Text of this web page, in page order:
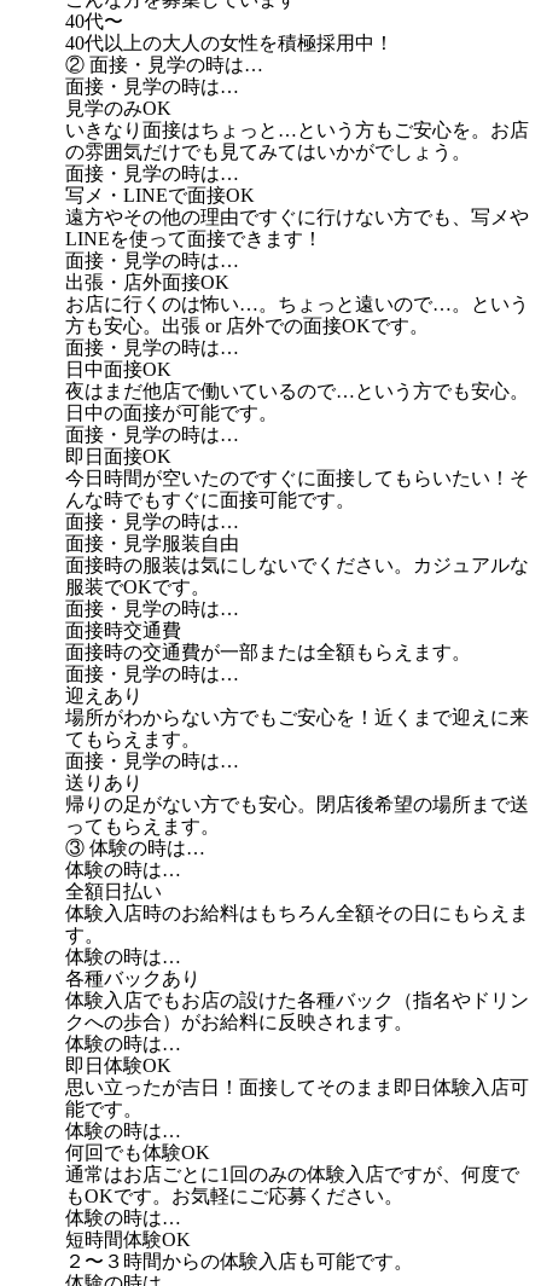
40代〜
40代以上の大人の女性を積極採用中！
② 面接・見学の時は…
面接・見学の時は…
見学のみOK
いきなり面接はちょっと…という方もご安心を。お店
の雰囲気だけでも見てみてはいかがでしょう。
面接・見学の時は…
写メ・LINEで面接OK
遠方やその他の理由ですぐに行けない方でも、写メや
LINEを使って面接できます！
面接・見学の時は…
出張・店外面接OK
お店に行くのは怖い…。ちょっと遠いので…。という
方も安心。出張 or 店外での面接OKです。
面接・見学の時は…
日中面接OK
夜はまだ他店で働いているので…という方でも安心。
日中の面接が可能です。
面接・見学の時は…
即日面接OK
今日時間が空いたのですぐに面接してもらいたい！そ
んな時でもすぐに面接可能です。
面接・見学の時は…
面接・見学服装自由
面接時の服装は気にしないでください。カジュアルな
服装でOKです。
面接・見学の時は…
面接時交通費
面接時の交通費が一部または全額もらえます。
面接・見学の時は…
迎えあり
場所がわからない方でもご安心を！近くまで迎えに来
てもらえます。
面接・見学の時は…
送りあり
帰りの足がない方でも安心。閉店後希望の場所まで送
ってもらえます。
③ 体験の時は…
体験の時は…
全額日払い
体験入店時のお給料はもちろん全額その日にもらえま
す。
体験の時は…
各種バックあり
体験入店でもお店の設けた各種バック（指名やドリン
クへの歩合）がお給料に反映されます。
体験の時は…
即日体験OK
思い立ったが吉日！面接してそのまま即日体験入店可
能です。
体験の時は…
何回でも体験OK
通常はお店ごとに1回のみの体験入店ですが、何度で
もOKです。お気軽にご応募ください。
体験の時は…
短時間体験OK
２〜３時間からの体験入店も可能です。